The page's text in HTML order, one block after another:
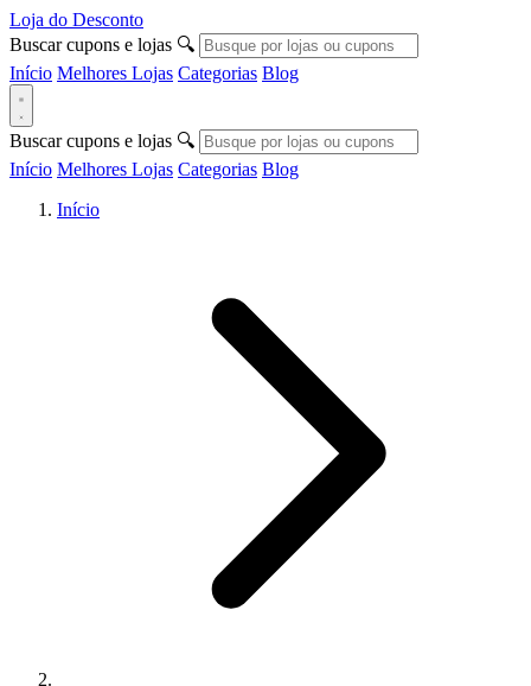
Loja do Desconto
Buscar cupons e lojas 🔍
Início Melhores Lojas Categorias Blog
Buscar cupons e lojas 🔍
Início Melhores Lojas Categorias Blog
Início